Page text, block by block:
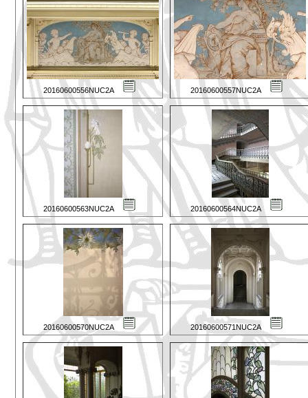
20160600556NUC2A 20160600557NUC2A
20160600563NUC2A 20160600564NUC2A
20160600570NUC2A 20160600571NUC2A